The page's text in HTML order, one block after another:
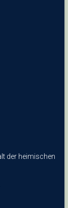
der heimischen